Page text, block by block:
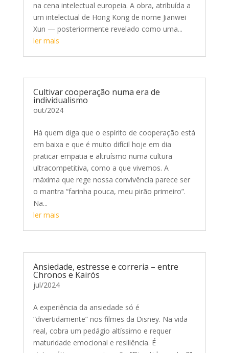
na cena intelectual europeia. A obra, atribuída a
um intelectual de Hong Kong de nome Jianwei
Xun — posteriormente revelado como uma...
ler mais
Cultivar cooperação numa era de
individualismo
out/2024
Há quem diga que o espírito de cooperação está
em baixa e que é muito difícil hoje em dia
praticar empatia e altruísmo numa cultura
ultracompetitiva, como a que vivemos. A
máxima que rege nossa convivência parece ser
o mantra “farinha pouca, meu pirão primeiro”.
Na...
ler mais
Ansiedade, estresse e correria – entre
Chronos e Kairós
jul/2024
A experiência da ansiedade só é
“divertidamente” nos filmes da Disney. Na vida
real, cobra um pedágio altíssimo e requer
maturidade emocional e resiliência. É